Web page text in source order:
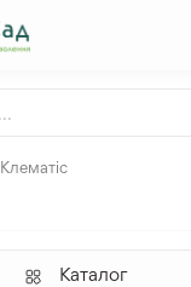
Клематіс
Каталог